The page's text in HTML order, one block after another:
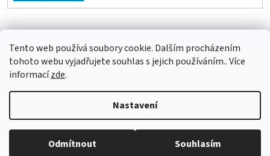
Tento web používá soubory cookie. Dalším procházením
tohoto webu vyjadřujete souhlas s jejich používáním.. Více
informacízde.
Nastavení
Odmítnout Souhlasím
Copyright 2026ePapousek.cz. Všechna práva vyhrazena.Upravit